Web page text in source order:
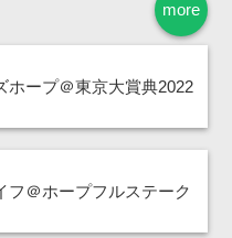
more
ホープ＠東京大賞典2022
フ＠ホープフルステーク